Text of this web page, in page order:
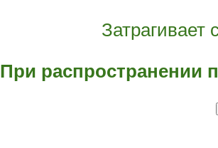
При распространении